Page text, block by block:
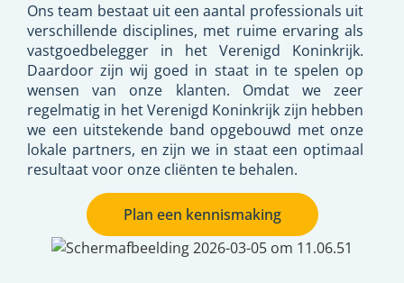
Ons team bestaat uit een aantal professionals uit
verschillende disciplines, met ruime ervaring als
vastgoedbelegger in het Verenigd Koninkrijk.
Daardoor zijn wij goed in staat in te spelen op
wensen van onze klanten. Omdat we zeer
regelmatig in het Verenigd Koninkrijk zijn hebben
we een uitstekende band opgebouwd met onze
lokale partners, en zijn we in staat een optimaal
resultaat voor onze cliënten te behalen.
Plan een kennismaking